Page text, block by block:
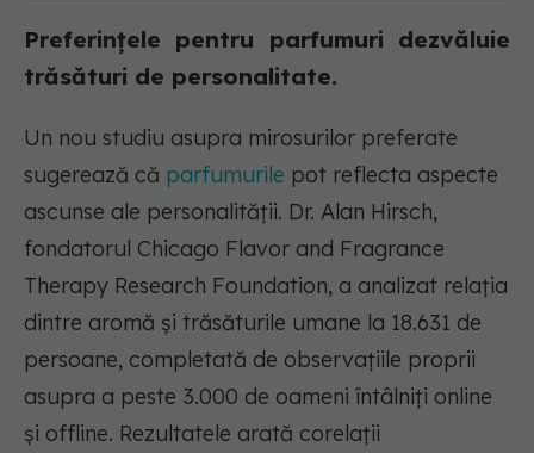
Preferințele pentru parfumuri dezvăluie
trăsături de personalitate.
Un nou studiu asupra mirosurilor preferate
sugerează că parfumurile pot reflecta aspecte
ascunse ale personalității. Dr. Alan Hirsch,
fondatorul Chicago Flavor and Fragrance
Therapy Research Foundation, a analizat relația
dintre aromă și trăsăturile umane la 18.631 de
persoane, completată de observațiile proprii
asupra a peste 3.000 de oameni întâlniți online
și offline. Rezultatele arată corelații